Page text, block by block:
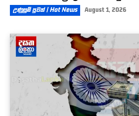
උණුසුම් පුවත් | Hot News August 1, 2026